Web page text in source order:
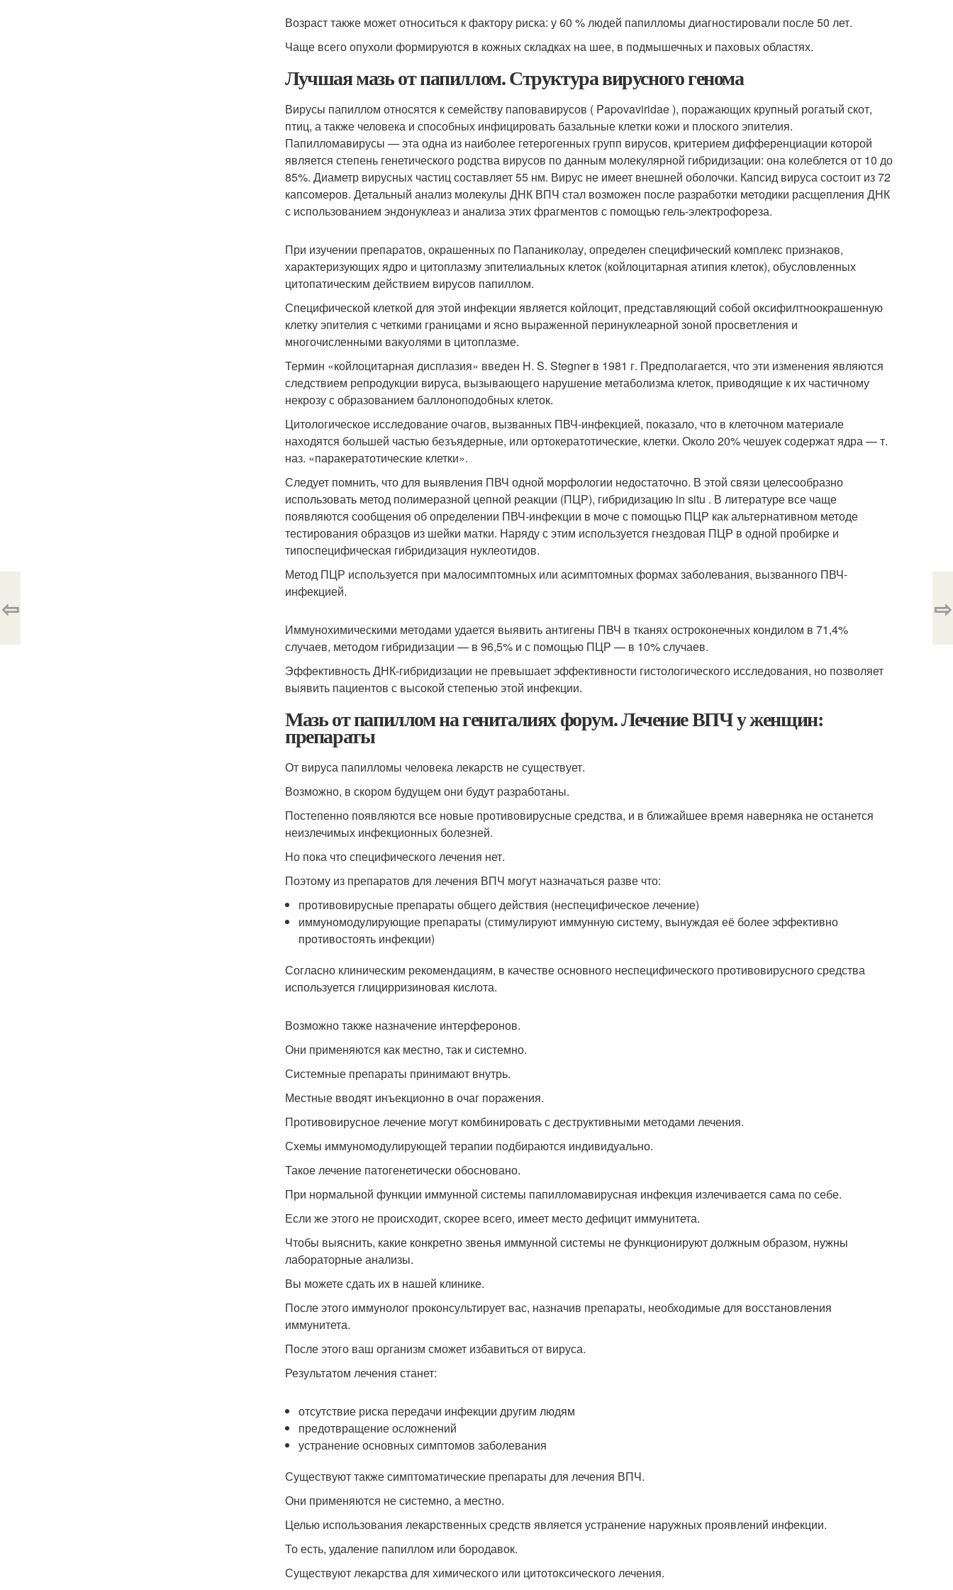
Возраст также может относиться к фактору риска: у 60 % людей папилломы диагностировали после 50 лет.
Чаще всего опухоли формируются в кожных складках на шее, в подмышечных и паховых областях.
Лучшая мазь от папиллом. Структура вирусного генома
Вирусы папиллом относятся к семейству паповавирусов ( Papovaviridae ), поражающих крупный рогатый скот,
птиц, а также человека и способных инфицировать базальные клетки кожи и плоского эпителия.
Папилломавирусы — эта одна из наиболее гетерогенных групп вирусов, критерием дифференциации которой
является степень генетического родства вирусов по данным молекулярной гибридизации: она колеблется от 10 до
85%. Диаметр вирусных частиц составляет 55 нм. Вирус не имеет внешней оболочки. Капсид вируса состоит из 72
капсомеров. Детальный анализ молекулы ДНК ВПЧ стал возможен после разработки методики расщепления ДНК
с использованием эндонуклеаз и анализа этих фрагментов с помощью гель-электрофореза.
При изучении препаратов, окрашенных по Папаниколау, определен специфический комплекс признаков,
характеризующих ядро и цитоплазму эпителиальных клеток (койлоцитарная атипия клеток), обусловленных
цитопатическим действием вирусов папиллом.
Специфической клеткой для этой инфекции является койлоцит, представляющий собой оксифилтноокрашенную
клетку эпителия с четкими границами и ясно выраженной перинуклеарной зоной просветления и
многочисленными вакуолями в цитоплазме.
Термин «койлоцитарная дисплазия» введен H. S. Stegner в 1981 г. Предполагается, что эти изменения являются
следствием репродукции вируса, вызывающего нарушение метаболизма клеток, приводящие к их частичному
некрозу с образованием баллоноподобных клеток.
Цитологическое исследование очагов, вызванных ПВЧ-инфекцией, показало, что в клеточном материале
находятся большей частью безъядерные, или ортокератотические, клетки. Около 20% чешуек содержат ядра — т.
наз. «паракератотические клетки».
Следует помнить, что для выявления ПВЧ одной морфологии недостаточно. В этой связи целесообразно
использовать метод полимеразной цепной реакции (ПЦР), гибридизацию in situ . В литературе все чаще
появляются сообщения об определении ПВЧ-инфекции в моче с помощью ПЦР как альтернативном методе
тестирования образцов из шейки матки. Наряду с этим используется гнездовая ПЦР в одной пробирке и
типоспецифическая гибридизация нуклеотидов.
Метод ПЦР используется при малосимптомных или асимптомных формах заболевания, вызванного ПВЧ-
инфекцией.
Иммунохимическими методами удается выявить антигены ПВЧ в тканях остроконечных кондилом в 71,4%
случаев, методом гибридизации — в 96,5% и с помощью ПЦР — в 10% случаев.
Эффективность ДНК-гибридизации не превышает эффективности гистологического исследования, но позволяет
выявить пациентов с высокой степенью этой инфекции.
Мазь от папиллом на гениталиях форум. Лечение ВПЧ у женщин:
препараты
От вируса папилломы человека лекарств не существует.
Возможно, в скором будущем они будут разработаны.
Постепенно появляются все новые противовирусные средства, и в ближайшее время наверняка не останется
неизлечимых инфекционных болезней.
Но пока что специфического лечения нет.
Поэтому из препаратов для лечения ВПЧ могут назначаться разве что:
противовирусные препараты общего действия (неспецифическое лечение)
иммуномодулирующие препараты (стимулируют иммунную систему, вынуждая её более эффективно
противостоять инфекции)
Согласно клиническим рекомендациям, в качестве основного неспецифического противовирусного средства
используется глицирризиновая кислота.
Возможно также назначение интерферонов.
Они применяются как местно, так и системно.
Системные препараты принимают внутрь.
Местные вводят инъекционно в очаг поражения.
Противовирусное лечение могут комбинировать с деструктивными методами лечения.
Схемы иммуномодулирующей терапии подбираются индивидуально.
Такое лечение патогенетически обосновано.
При нормальной функции иммунной системы папилломавирусная инфекция излечивается сама по себе.
Если же этого не происходит, скорее всего, имеет место дефицит иммунитета.
Чтобы выяснить, какие конкретно звенья иммунной системы не функционируют должным образом, нужны
лабораторные анализы.
Вы можете сдать их в нашей клинике.
После этого иммунолог проконсультирует вас, назначив препараты, необходимые для восстановления
иммунитета.
После этого ваш организм сможет избавиться от вируса.
Результатом лечения станет:
отсутствие риска передачи инфекции другим людям
предотвращение осложнений
устранение основных симптомов заболевания
Существуют также симптоматические препараты для лечения ВПЧ.
Они применяются не системно, а местно.
Целью использования лекарственных средств является устранение наружных проявлений инфекции.
То есть, удаление папиллом или бородавок.
Существуют лекарства для химического или цитотоксического лечения.
⇦ ⇨